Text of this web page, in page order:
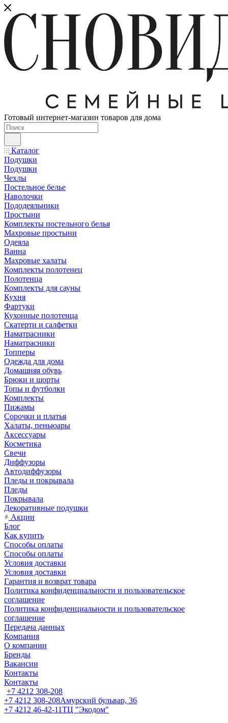
Готовый интернет-магазин товаров для дома
Каталог
Подушки
Подушки
Чехлы
Постельное белье
Наволочки
Пододеяльники
Простыни
Комплекты постельного белья
Махровые простыни
Одеяла
Ванна
Махровые халаты
Комплекты полотенец
Полотенца
Комплекты для сауны
Кухня
Фартуки
Кухонные полотенца
Скатерти и салфетки
Наматрасники
Наматрасники
Топперы
Одежда для дома
Домашняя обувь
Брюки и шорты
Топы и футболки
Комплекты
Пижамы
Сорочки и платья
Халаты, пеньюары
Аксессуары
Косметика
Свечи
Диффузоры
Автодиффузоры
Пледы и покрывала
Пледы
Покрывала
Декоративные подушки
Акции
Блог
Как купить
Способы оплаты
Способы оплаты
Условия доставки
Условия доставки
Гарантия и возврат товара
Политика конфиденциальности и пользовательское
соглашение
Политика конфиденциальности и пользовательское
соглашение
Передача данных
Компания
О компании
Бренды
Вакансии
Контакты
Контакты
+7 4212 308-208
+7 4212 308-208Амурский бульвар, 36
+7 4212 46-42-11ТЦ "Экодом"